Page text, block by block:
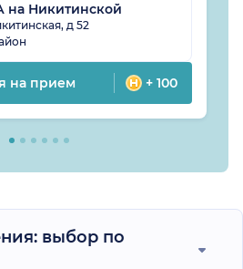
на Никитинской
д 52
на прием + 100
выбор по